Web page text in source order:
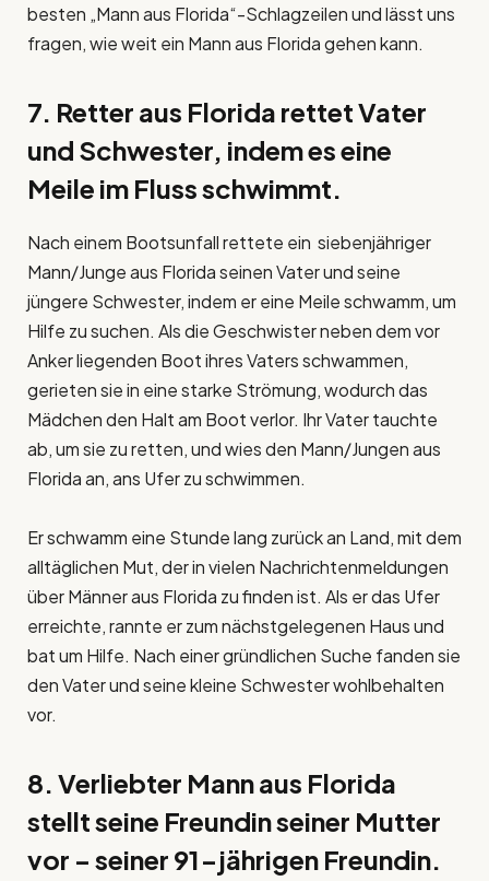
besten „Mann aus Florida“-Schlagzeilen und lässt uns
fragen, wie weit ein Mann aus Florida gehen kann.
7. Retter aus Florida rettet Vater
und Schwester, indem es eine
Meile im Fluss schwimmt.
Nach einem Bootsunfall rettete ein siebenjähriger
Mann/Junge aus Florida seinen Vater und seine
jüngere Schwester, indem er eine Meile schwamm, um
Hilfe zu suchen. Als die Geschwister neben dem vor
Anker liegenden Boot ihres Vaters schwammen,
gerieten sie in eine starke Strömung, wodurch das
Mädchen den Halt am Boot verlor. Ihr Vater tauchte
ab, um sie zu retten, und wies den Mann/Jungen aus
Florida an, ans Ufer zu schwimmen.
Er schwamm eine Stunde lang zurück an Land, mit dem
alltäglichen Mut, der in vielen Nachrichtenmeldungen
über Männer aus Florida zu finden ist. Als er das Ufer
erreichte, rannte er zum nächstgelegenen Haus und
bat um Hilfe. Nach einer gründlichen Suche fanden sie
den Vater und seine kleine Schwester wohlbehalten
vor.
8. Verliebter Mann aus Florida
stellt seine Freundin seiner Mutter
vor – seiner 91-jährigen Freundin.